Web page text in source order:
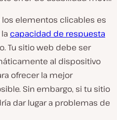
los elementos clicables es
capacidad de respuesta
Tu sitio web debe ser
al dispositivo
ofrecer la mejor
Sin embargo, si tu sitio
dar lugar a problemas de